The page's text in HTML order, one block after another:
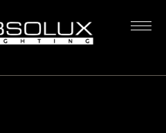
été trouvé